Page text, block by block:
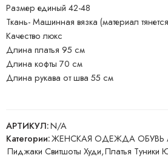
Размер единый 42-48
Ткань- Машинная вязка (материал
Качество люкс
Длина платья 95 см
Длина кофты 70 см
Длина рукава от шва 55 см
АРТИКУЛ:N/A
Категории:ЖЕНСКАЯ ОДЕЖДА ОБУВЬ
Пиджаки Свитшоты Худи,Платья Туники